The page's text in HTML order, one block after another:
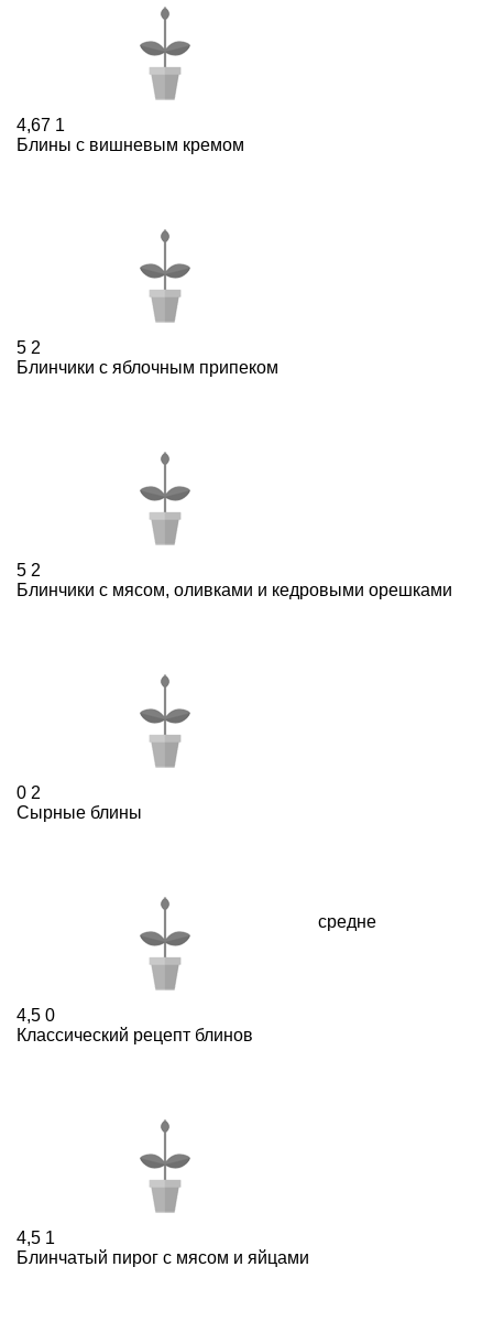
4,67 1
Блины с вишневым кремом
5 2
Блинчики с яблочным припеком
5 2
Блинчики с мясом, оливками и кедровыми орешками
0 2
Сырные блины
средне
4,5 0
Классический рецепт блинов
4,5 1
Блинчатый пирог с мясом и яйцами